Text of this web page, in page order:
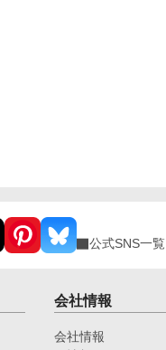
公式SNS一覧
会社情報
会社情報